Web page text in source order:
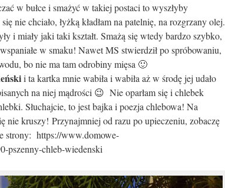
w bułce i smażyć w takiej postaci to wyszłyby
nie chciało, łyżką kładłam na patelnię, na rozgrzany olej.
i miały jaki taki kształt. Smażą się wtedy bardzo szybko,
w smaku! Nawet MS stwierdził po spróbowaniu,
bo nie ma tam odrobiny mięsa 🙂
i ta kartka mnie wabiła i wabiła aż w środę jej udało
na niej mądrości 😉 Nie oparłam się i chlebek
Słuchajcie, to jest bajka i poezja chlebowa! Na
nie kruszy! Przynajmniej od razu po upieczeniu, zobaczę
strony: https://www.domowe-
pszenny-chleb-wiedenski